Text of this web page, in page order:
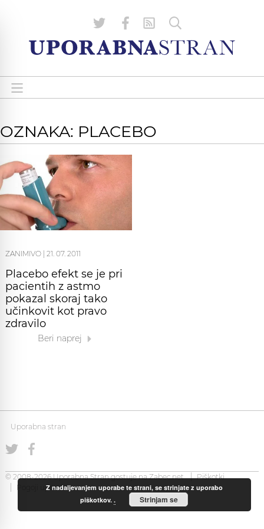
OZNAKA: PLACEBO
ZANIMIVO 21. 07. 2011
Placebo efekt se je pri
pacientih z astmo
pokazal skoraj tako
učinkovit kot pravo
zdravilo
Beri naprej
Uporabna stran
© 2008-2026 Uporabna Stran gostuje naZabec.net
Piškotki
Pogoji uporabeZ nadaljevanjem uporabe te strani, se strinjate z uporabo
piškotkov.. Strinjam se